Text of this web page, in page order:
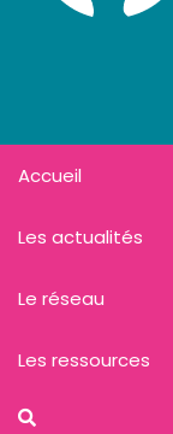
Accueil
Les actualités
Le réseau
Les ressources